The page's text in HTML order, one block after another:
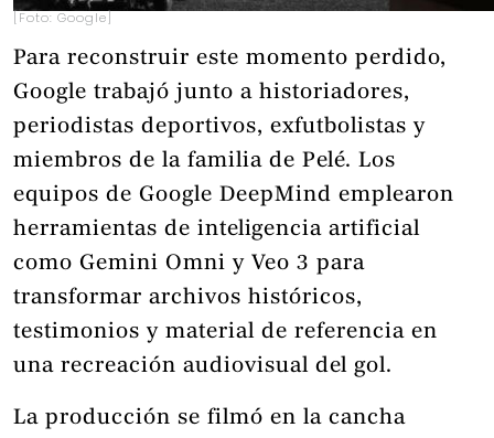
[Foto: Google]
Para reconstruir este momento perdido,
Google trabajó junto a historiadores,
periodistas deportivos, exfutbolistas y
miembros de la familia de Pelé. Los
equipos de Google DeepMind emplearon
herramientas de inteligencia artificial
como Gemini Omni y Veo 3 para
transformar archivos históricos,
testimonios y material de referencia en
una recreación audiovisual del gol.
La producción se filmó en la cancha